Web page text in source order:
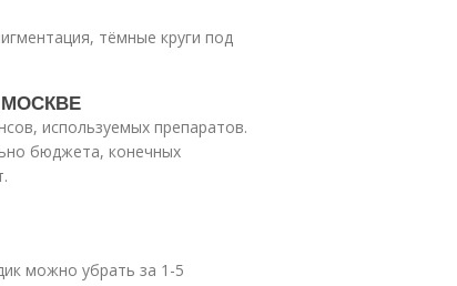
тёмные круги под
используемых препаратов.
бюджета, конечных
можно убрать за 1-5